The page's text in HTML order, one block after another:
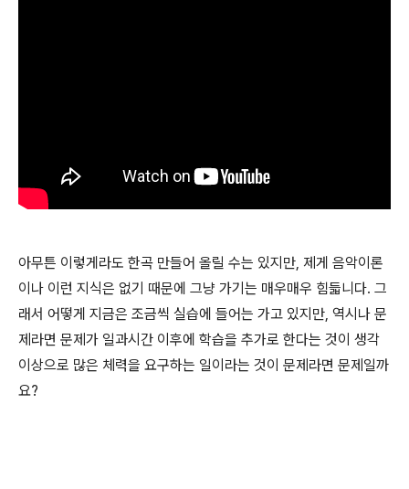
아무튼 이렇게라도 한곡 만들어 올릴 수는 있지만, 제게 음악이론
이나 이런 지식은 없기 때문에 그냥 가기는 매우매우 힘듧니다. 그
래서 어떻게 지금은 조금씩 실습에 들어는 가고 있지만, 역시나 문
제라면 문제가 일과시간 이후에 학습을 추가로 한다는 것이 생각
이상으로 많은 체력을 요구하는 일이라는 것이 문제라면 문제일까
요?